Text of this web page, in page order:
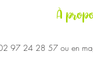
À
97 24 28 57 ou en